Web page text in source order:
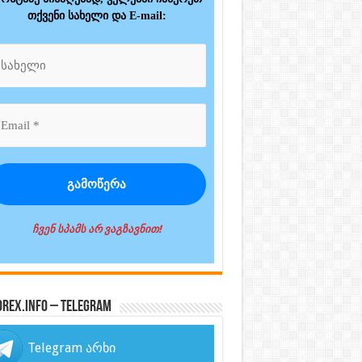
თქვენი სახელი და E-mail:
ჩვენ სპამს არ ვაგზავნით!
– Telegram
Telegram არხი